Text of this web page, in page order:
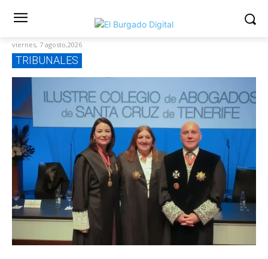
viernes, 7 agosto,2026
TRIBUNALES